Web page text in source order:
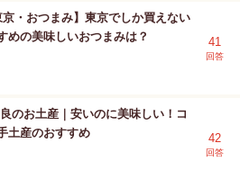
京・おつまみ】東京でしか買えない
めの美味しいおつまみは？
41
回答
のお土産｜安いのに美味しい！コ
土産のおすすめ
42
回答